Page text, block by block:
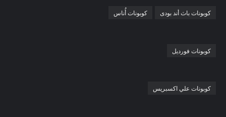
كوبونات باث أند بودى كوبونات أُناس
كوبونات فورديل
كوبونات علي اكسبريس